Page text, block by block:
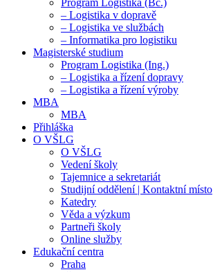
Program Logistika (Bc.)
– Logistika v dopravě
– Logistika ve službách
– Informatika pro logistiku
Magisterské studium
Program Logistika (Ing.)
– Logistika a řízení dopravy
– Logistika a řízení výroby
MBA
MBA
Přihláška
O VŠLG
O VŠLG
Vedení školy
Tajemnice a sekretariát
Studijní oddělení | Kontaktní místo
Katedry
Věda a výzkum
Partneři školy
Online služby
Edukační centra
Praha